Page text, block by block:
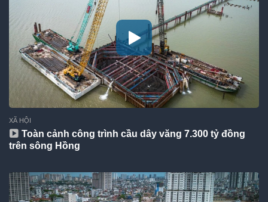
XÃ HỘI
Toàn cảnh công trình cầu dây văng 7.300 tỷ đồng
trên sông Hồng